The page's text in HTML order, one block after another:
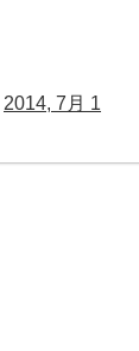
2014, 7月 1